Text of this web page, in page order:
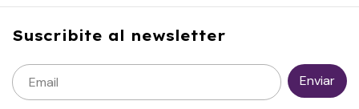
Suscribite al newsletter